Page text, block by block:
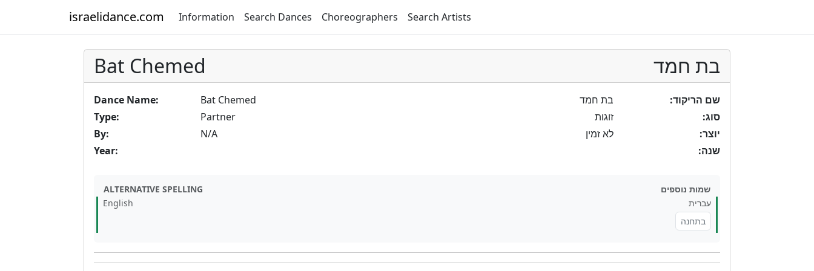
israelidance.com Information Search Dances Choreographers Search Artists
Bat Chemed בת חמד
Dance Name:
Bat Chemed
Type:
Partner
By:
N/A
Year:
שם הריקוד:
בת חמד
סוג:
זוגות
יוצר:
לא זמין
שנה:
ALTERNATIVE SPELLING
שמות נוספים
English
עברית
בתחנה